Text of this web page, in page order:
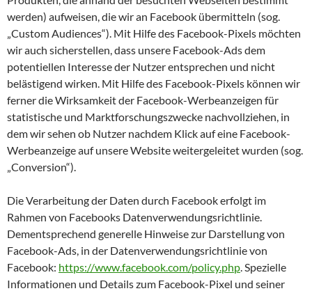
werden) aufweisen, die wir an Facebook übermitteln (sog.
„Custom Audiences“). Mit Hilfe des Facebook-Pixels möchten
wir auch sicherstellen, dass unsere Facebook-Ads dem
potentiellen Interesse der Nutzer entsprechen und nicht
belästigend wirken. Mit Hilfe des Facebook-Pixels können wir
ferner die Wirksamkeit der Facebook-Werbeanzeigen für
statistische und Marktforschungszwecke nachvollziehen, in
dem wir sehen ob Nutzer nachdem Klick auf eine Facebook-
Werbeanzeige auf unsere Website weitergeleitet wurden (sog.
„Conversion“).
Die Verarbeitung der Daten durch Facebook erfolgt im
Rahmen von Facebooks Datenverwendungsrichtlinie.
Dementsprechend generelle Hinweise zur Darstellung von
Facebook-Ads, in der Datenverwendungsrichtlinie von
Facebook: https://www.facebook.com/policy.php. Spezielle
Informationen und Details zum Facebook-Pixel und seiner